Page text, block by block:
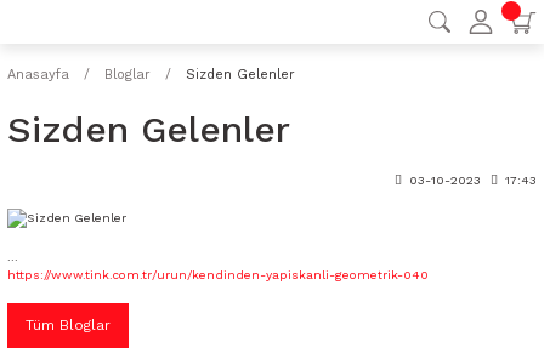
Anasayfa Bloglar Sizden Gelenler
Sizden Gelenler
03-10-2023 17:43
...
https://www.tink.com.tr/urun/kendinden-yapiskanli-geometrik-040
Tüm Bloglar